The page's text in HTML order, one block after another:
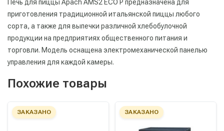
Печь для пиццы Apach AMS2 ECO P предназначена для
приготовления традиционной итальянской пиццы любого
сорта, а также для выпечки различной хлебобулочной
продукции на предприятиях общественного питания и
торговли. Модель оснащена электромеханической панелью
управления для каждой камеры.
Похожие товары
ЗАКАЗАНО ЗАКАЗАНО